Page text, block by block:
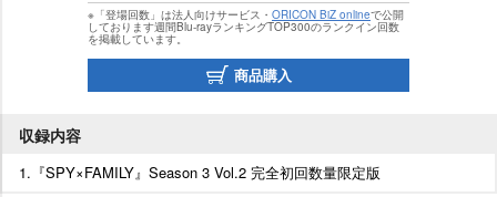
※「登場回数」は法人向けサービス・ ORICON BiZ onlineで公開
しております週間Blu-rayランキングTOP300のランクイン回数
を掲載しています。
商品購入
収録内容
1.『SPY×FAMILY』Season 3 Vol.2 完全初回数量限定版